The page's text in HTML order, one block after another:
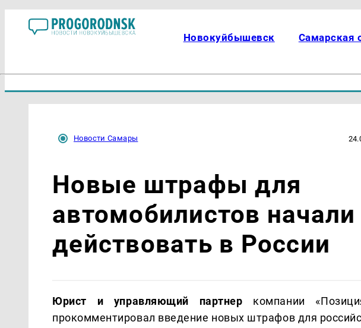
Новокуйбышевск Самарская
Новости Самары
Новые штрафы для
автомобилистов начали
действовать в России
Юрист и управляющий партнер компании
прокомментировал введение новых штрафов для